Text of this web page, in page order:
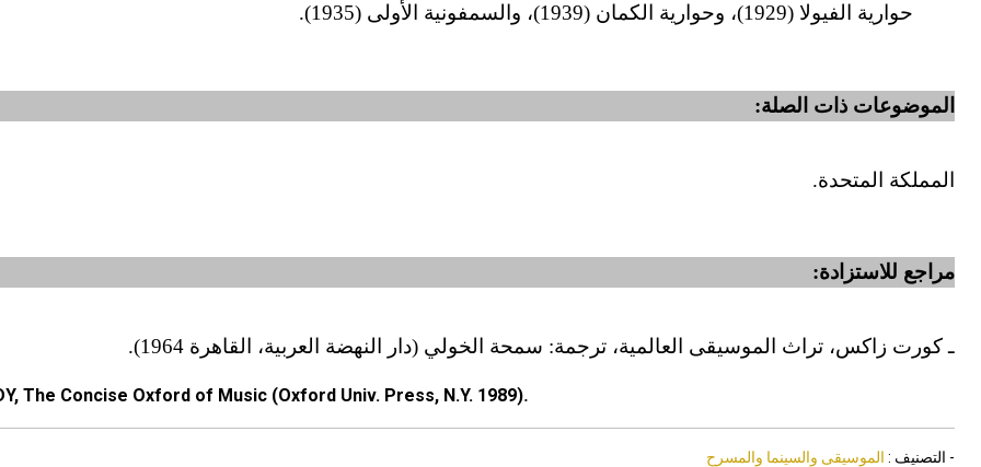
حوارية الفيولا (1929)، وحوارية الكمان (1939)، والسمفونية الأولى (1935).
الموضوعات ذات الصلة:
المملكة المتحدة.
مراجع للاستزادة:
ـ كورت زاكس، تراث الموسيقى العالمية، ترجمة: سمحة الخولي (دار النهضة العربية، القاهرة 1964).
The Concise Oxford of Music (Oxford Univ. Press, N.Y. 1989).
- التصنيف : الموسيقى والسينما والمسرح